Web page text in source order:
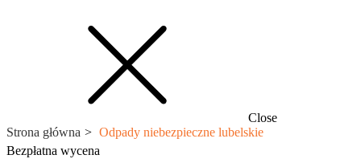
Close
Strona główna
Odpady niebezpieczne lubelskie
Bezpłatna wycena